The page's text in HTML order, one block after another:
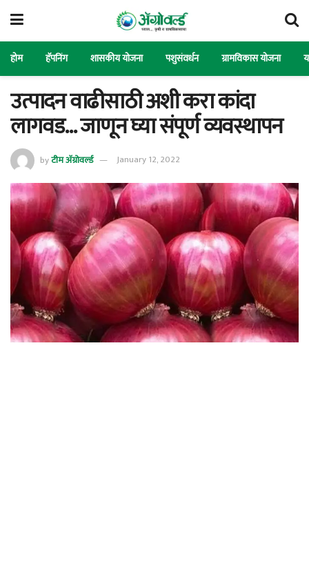
होम हॅपनिंग शासकीय योजना पशुसंवर्धन ग्रामविकास योजना
उत्पादन वाढीसाठी अशी करा कांदा
लागवड… जाणून घ्या संपूर्ण व्यवस्थापन
byटीम ॲग्रोवर्ल्ड January 12, 2022